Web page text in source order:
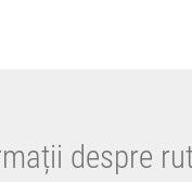
despre